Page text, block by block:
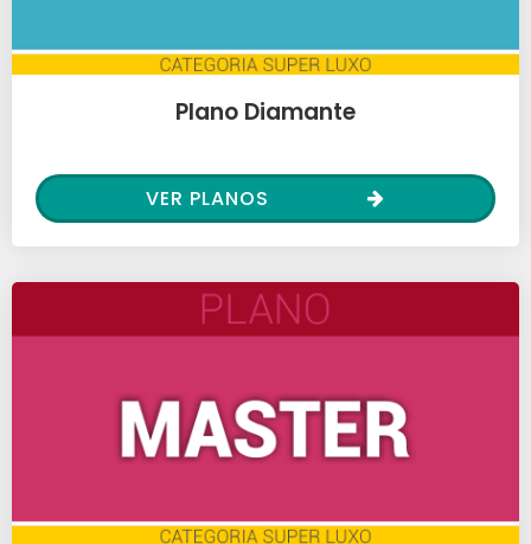
Plano Diamante
VER PLANOS